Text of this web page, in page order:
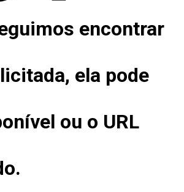
encontrar
ela pode
ou o URL